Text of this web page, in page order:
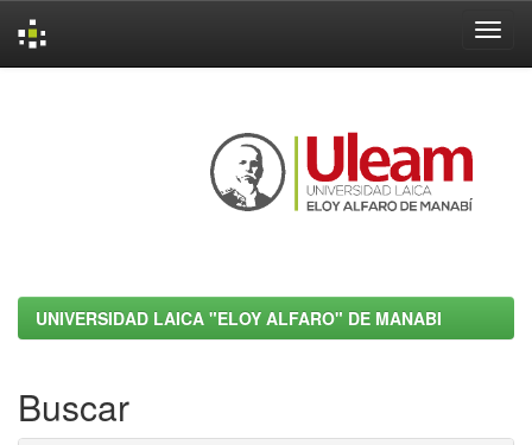
UNIVERSIDAD LAICA "ELOY ALFARO" DE MANABI
Buscar